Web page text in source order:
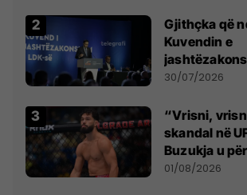
Gjithçka që
Kuvendin e
së
30/07/2026
“Vrisni,
skandal në
Buzukja u
anti-
01/08/2026